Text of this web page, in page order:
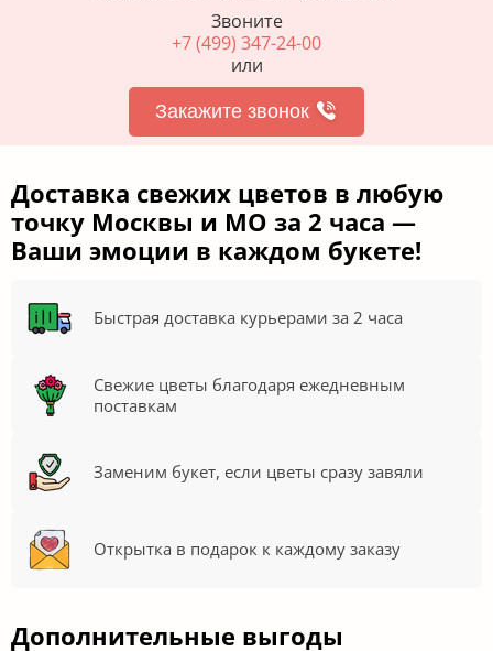
Звоните
+7 (499) 347-24-00
или
Закажите звонок
Доставка свежих цветов в любую
точку Москвы и МО за 2 часа —
Ваши эмоции в каждом букете!
Быстрая доставка курьерами за 2 часа
Свежие цветы благодаря ежедневным
поставкам
Заменим букет, если цветы сразу завяли
Открытка в подарок к каждому заказу
Дополнительные выгоды